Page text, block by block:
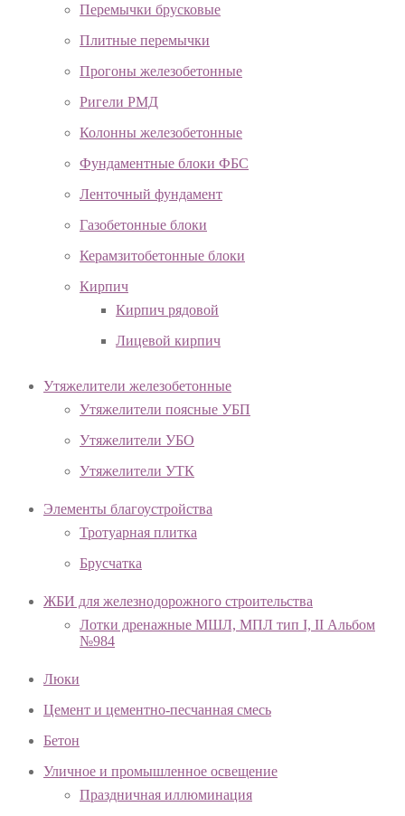
Перемычки брусковые
Плитные перемычки
Прогоны железобетонные
Ригели РМД
Колонны железобетонные
Фундаментные блоки ФБС
Ленточный фундамент
Газобетонные блоки
Керамзитобетонные блоки
Кирпич
Кирпич рядовой
Лицевой кирпич
Утяжелители железобетонные
Утяжелители поясные УБП
Утяжелители УБО
Утяжелители УТК
Элементы благоустройства
Тротуарная плитка
Брусчатка
ЖБИ для железнодорожного строительства
Лотки дренажные МШЛ, МПЛ тип I, II Альбом
№984
Люки
Цемент и цементно-песчанная смесь
Бетон
Уличное и промышленное освещение
Праздничная иллюминация